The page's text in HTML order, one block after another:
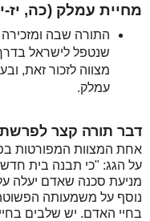
מחיית עמלק (כה, יז-
התורה שבה
שנטפל לישראל
מצווה לזכור זאת,
עמלק.
דבר תורה קצר
אחת המצוות המפורטות
על הגג: "כי תבנה בית
מניעת סכנה שאדם יעלה על
נוסף על משמעותה
בחיי האדם. יש שלבים